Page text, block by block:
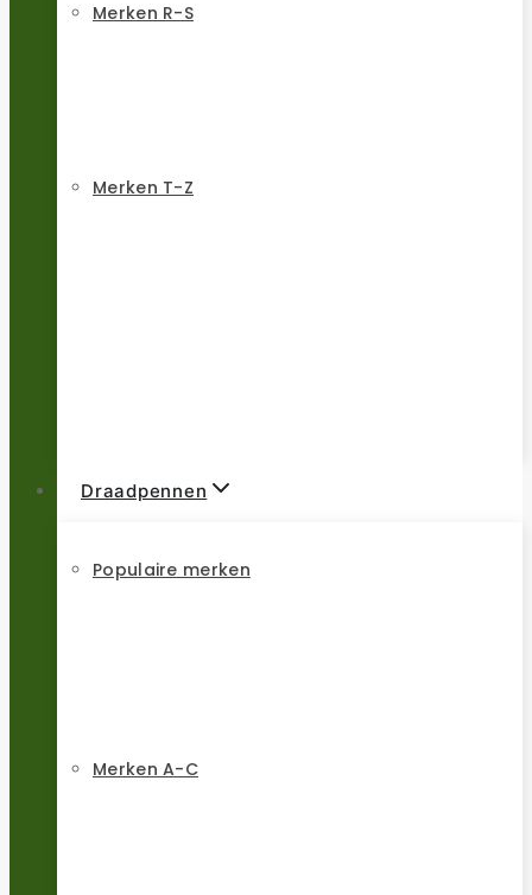
Merken R-S
Merken T-Z
Draadpennen
Populaire merken
Merken A-C